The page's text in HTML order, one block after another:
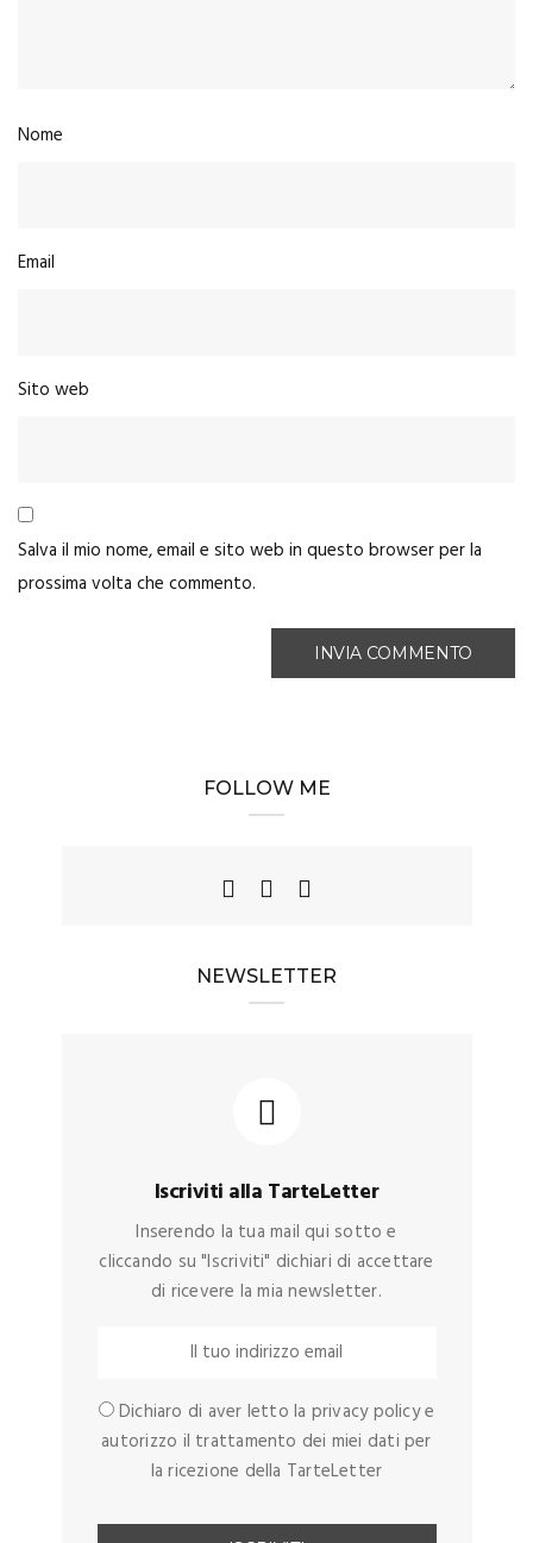
Nome
Email
Sito web
Salva il mio nome, email e sito web in questo browser per la
prossima volta che commento.
FOLLOW ME
NEWSLETTER
Iscriviti alla TarteLetter
Inserendo la tua mail qui sotto e
cliccando su "Iscriviti" dichiari di accettare
di ricevere la mia newsletter.
Dichiaro di aver letto la privacy policy e
autorizzo il trattamento dei miei dati per
la ricezione della TarteLetter